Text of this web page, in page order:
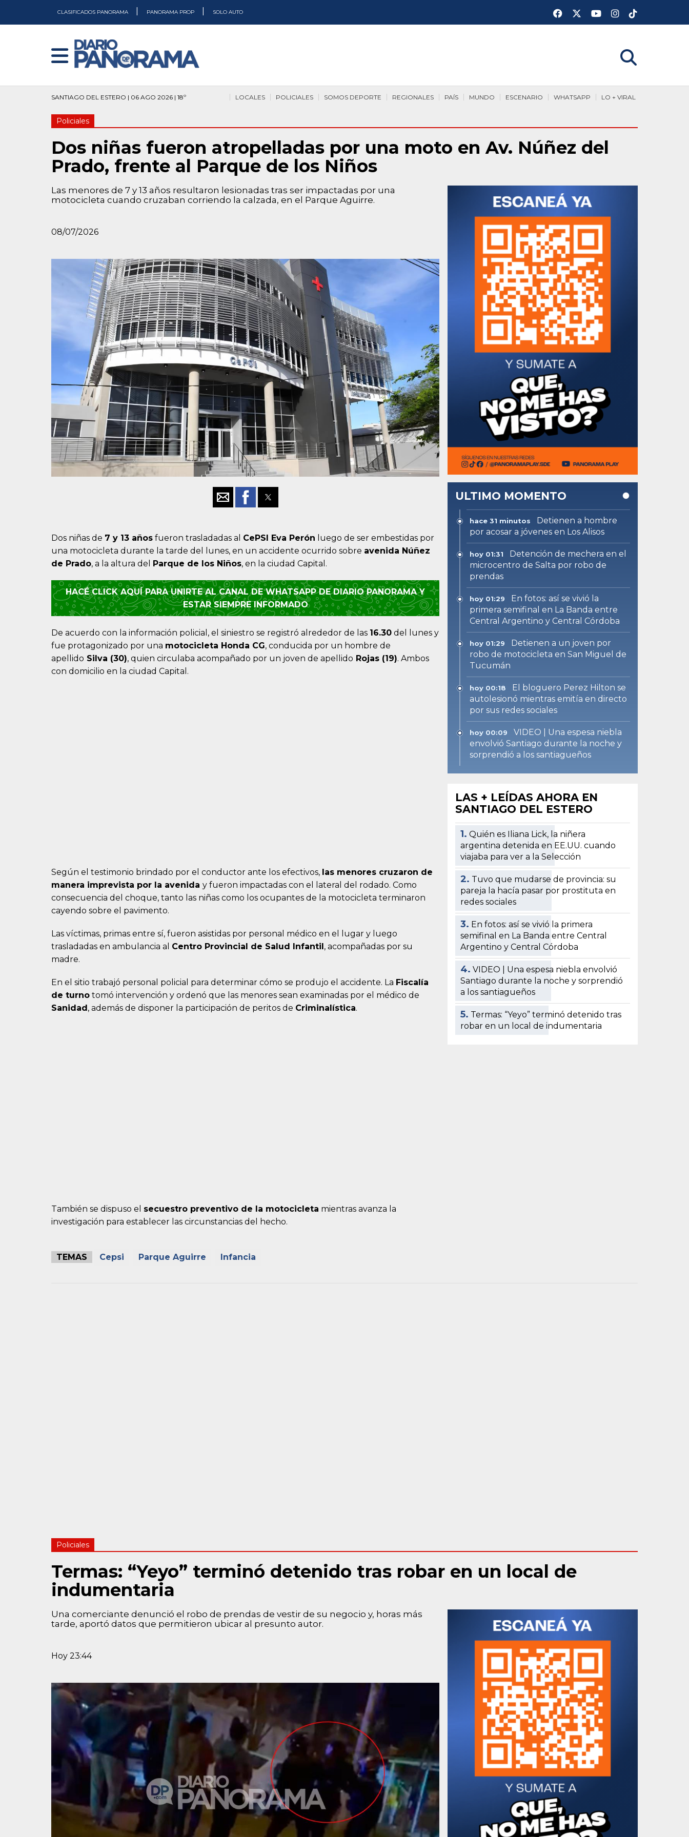
CLASIFICADOS PANORAMA PANORAMA PROP SOLO AUTO
SANTIAGO DEL ESTERO | 06 AGO 2026 | 18º LO + VIRAL
WHATSAPP
ESCENARIO
MUNDO
PAÍS
REGIONALES
SOMOS DEPORTE
POLICIALES
LOCALES
Policiales
Dos niñas fueron atropelladas por una moto en Av. Núñez del
Prado, frente al Parque de los Niños
Las menores de 7 y 13 años resultaron lesionadas tras ser impactadas por una
motocicleta cuando cruzaban corriendo la calzada, en el Parque Aguirre.
08/07/2026
Dos niñas de 7 y 13 años fueron trasladadas al CePSI Eva Perón luego de ser embestidas por
una motocicleta durante la tarde del lunes, en un accidente ocurrido sobre avenida Núñez
de Prado, a la altura del Parque de los Niños, en la ciudad Capital.
HACÉ CLICK AQUÍ PARA UNIRTE AL CANAL DE WHATSAPP DE DIARIO PANORAMA Y
ESTAR SIEMPRE INFORMADO
De acuerdo con la información policial, el siniestro se registró alrededor de las 16.30 del lunes y
fue protagonizado por una motocicleta Honda CG, conducida por un hombre de
apellido Silva (30), quien circulaba acompañado por un joven de apellido Rojas (19). Ambos
con domicilio en la ciudad Capital.
Según el testimonio brindado por el conductor ante los efectivos, las menores cruzaron de
manera imprevista por la avenida y fueron impactadas con el lateral del rodado. Como
consecuencia del choque, tanto las niñas como los ocupantes de la motocicleta terminaron
cayendo sobre el pavimento.
Las víctimas, primas entre sí, fueron asistidas por personal médico en el lugar y luego
trasladadas en ambulancia al Centro Provincial de Salud Infantil , acompañadas por su
madre.
En el sitio trabajó personal policial para determinar cómo se produjo el accidente. La Fiscalía
de turno tomó intervención y ordenó que las menores sean examinadas por el médico de
Sanidad , además de disponer la participación de peritos de Criminalística.
También se dispuso el secuestro preventivo de la motocicleta mientras avanza la
investigación para establecer las circunstancias del hecho.
TEMAS Cepsi Parque Aguirre Infancia
ULTIMO MOMENTO
hace 31 minutos
Detienen a hombre
por acosar a jóvenes en Los Alisos
hoy 01:31
Detención de mechera en el
microcentro de Salta por robo de
prendas
hoy 01:29
En fotos: así se vivió la
primera semifinal en La Banda entre
Central Argentino y Central Córdoba
hoy 01:29
Detienen a un joven por
robo de motocicleta en San Miguel de
Tucumán
hoy 00:18
El bloguero Perez Hilton se
autolesionó mientras emitía en directo
por sus redes sociales
hoy 00:09
VIDEO | Una espesa niebla
envolvió Santiago durante la noche y
sorprendió a los santiagueños
LAS + LEÍDAS AHORA EN
SANTIAGO DEL ESTERO
1. Quién es Iliana Lick, la niñera
argentina detenida en EE.UU. cuando
viajaba para ver a la Selección
2. Tuvo que mudarse de provincia: su
pareja la hacía pasar por prostituta en
redes sociales
3. En fotos: así se vivió la primera
semifinal en La Banda entre Central
Argentino y Central Córdoba
4. VIDEO | Una espesa niebla envolvió
Santiago durante la noche y sorprendió
a los santiagueños
5. Termas: “Yeyo” terminó detenido tras
robar en un local de indumentaria